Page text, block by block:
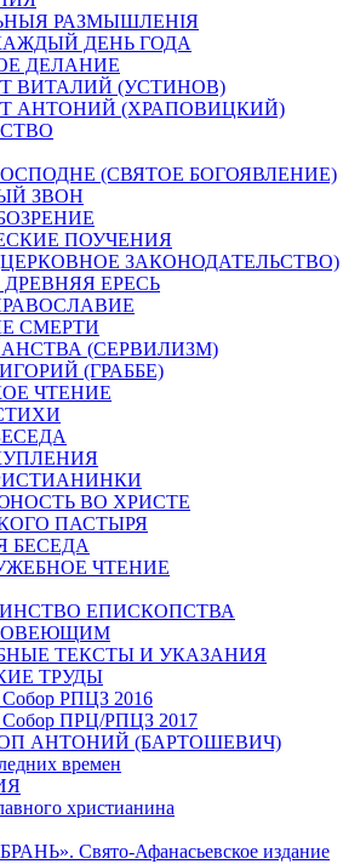
РАЗМЫШЛЕНІЯ
ДЕНЬ ГОДА
ДЕЛАНИЕ
ВИТАЛИЙ (УСТИНОВ)
АНТОНИЙ (ХРАПОВИЦКИЙ)
(СВЯТОЕ БОГОЯВЛЕНИЕ)
ЗВОН
ПОУЧЕНИЯ
ЗАКОНОДАТЕЛЬСТВО)
ЕРЕСЬ
СМЕРТИ
(СЕРВИЛИЗМ)
(ГРАББЕ)
ЧТЕНИЕ
ВО ХРИСТЕ
ПАСТЫРЯ
БЕСЕДА
ЧТЕНИЕ
ЕПИСКОПСТВА
ТЕКСТЫ И УКАЗАНИЯ
ТРУДЫ
Собор РПЦЗ 2016
Собор ПРЦ/РПЦЗ 2017
АНТОНИЙ (БАРТОШЕВИЧ)
времен
христианина
Свято-Афанасьевское издание